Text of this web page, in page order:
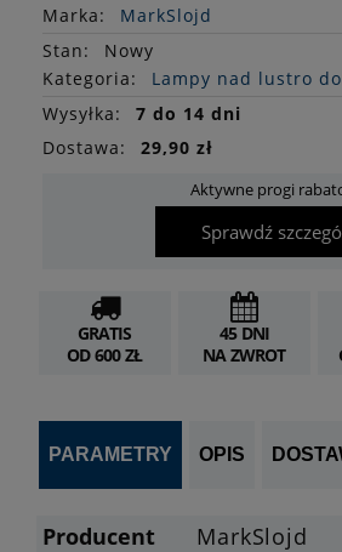
Marka:
MarkSlojd
Stan:
Nowy
Kategoria:
Lampy nad lustro do
Wysyłka:
7 do 14 dni
Dostawa:
29,90 zł
Aktywne progi
Sprawdź
GRATIS
OD 600 ZŁ
45 DNI
NA ZWROT
PARAMETRY OPIS
Producent
MarkSlojd